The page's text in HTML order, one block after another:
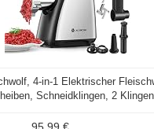
4-in-1 Elektrischer
Schneidklingen, 2
95,99 €